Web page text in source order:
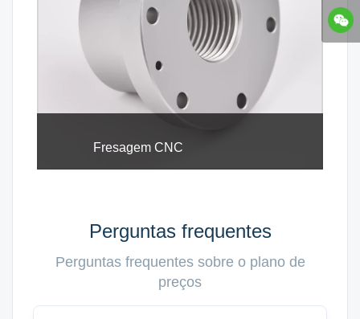
Fresagem CNC
Perguntas frequentes
Perguntas frequentes sobre o plano de
preços